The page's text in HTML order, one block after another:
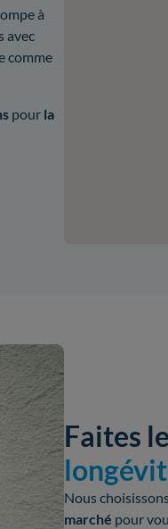
à
avec
comme
pour la
Faites
Nous
marché pour